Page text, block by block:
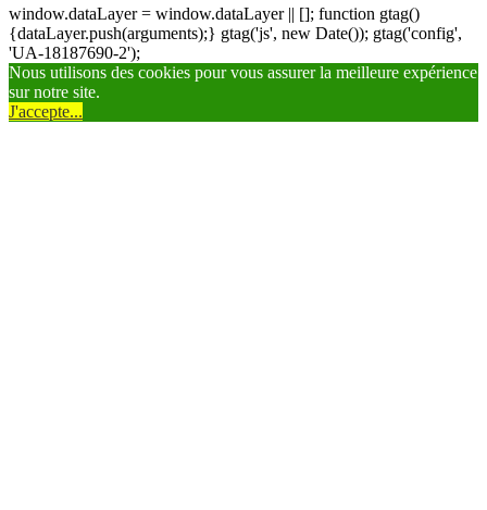
window.dataLayer = window.dataLayer || []; function gtag()
{dataLayer.push(arguments);} gtag('js', new Date()); gtag('config',
'UA-18187690-2');
Nous utilisons des cookies pour vous assurer la meilleure expérience
sur notre site.
J'accepte...